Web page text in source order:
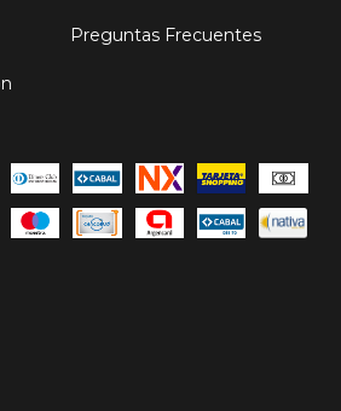
Preguntas Frecuentes